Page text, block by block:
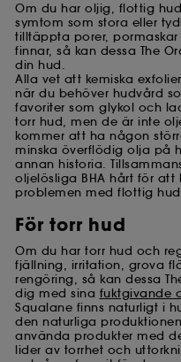
Om du har oljig, flottig
symtom som stora eller
tilltäppta porer,
finnar, så kan dessa The
din hud.
Alla vet att kemiska
när du behöver hudvård
favoriter som glykol och
torr hud, men de är inte
kommer att ha någon
minska överflödig olja på
annan historia.
oljelösliga BHA hårt för
problemen med flottig
För torr hud
Om du har torr hud och
fjällning, irritation, grova
rengöring, så kan dessa
dig med sina fuktgivande
Squalane finns naturligt i
den naturliga
använda produkter med
lider av torrhet och